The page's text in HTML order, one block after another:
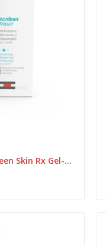
Isdin Acniben Repair Teen Skin Rx Gel-crema 40ml